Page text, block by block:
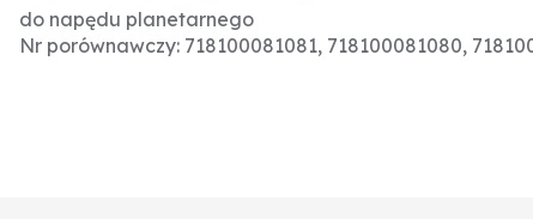
do napędu planetarnego
Nr porównawczy: 718100081081, 718100081080,